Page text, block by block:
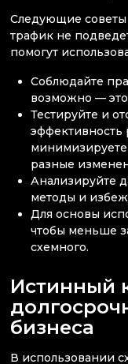
Следующие советы
трафик не
помогут
Соблюдайте
возможно — это
Тестируйте и
разные
Анализируйте
методы и
Для основы
чтобы меньше
схемного.
Истинный
бизнеса
В использовании